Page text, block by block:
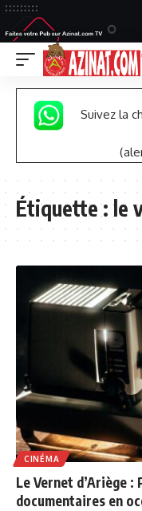
Suivez la
Étiquette :le
CINÉMA
Le Vernet d’Ariège
documentaires en